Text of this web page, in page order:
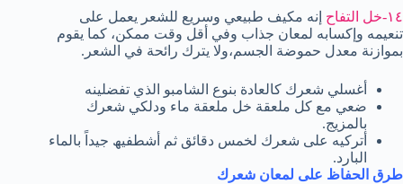
١٤-خل التفاح
إنه مكیف طبیعي وسریع للشعر یعمل على
تنعیمه وإكسابه لمعان جذاب وفي أقل وقت ممكن، كما یقوم
بموازنة معدل حموضة الجسم،ولا یترك رائحة في الشعر.
أغسلي شعرك كالعادة بنوع الشامبو الذي تفضلینه
ضعي مع كل ملعقة خل ملعقة ماء ودلكي شعرك
بالمزیج.
أتركیه على شعرك لخمس دقائق ثم أشطفیھ جیداً بالماء
البارد.
طرق الحفاظ على لمعان شعرك